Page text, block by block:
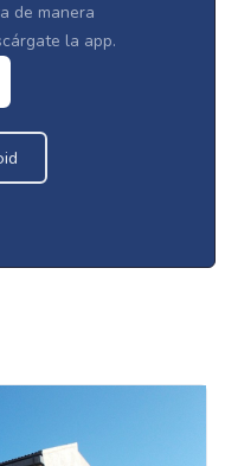
de manera
la app.